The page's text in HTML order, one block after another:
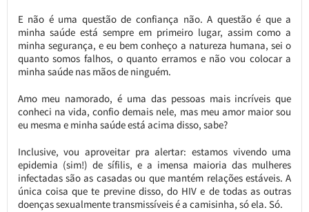
E não é uma questão de confiança não. A questão é que a
minha saúde está sempre em primeiro lugar, assim como a
minha segurança, e eu bem conheço a natureza humana, sei o
quanto somos falhos, o quanto erramos e não vou colocar a
minha saúde nas mãos de ninguém.
Amo meu namorado, é uma das pessoas mais incríveis que
conheci na vida, confio demais nele, mas meu amor maior sou
eu mesma e minha saúde está acima disso, sabe?
Inclusive, vou aproveitar pra alertar: estamos vivendo uma
epidemia (sim!) de sífilis, e a imensa maioria das mulheres
infectadas são as casadas ou que mantém relações estáveis. A
única coisa que te previne disso, do HIV e de todas as outras
doenças sexualmente transmissíveis é a camisinha, só ela. Só.